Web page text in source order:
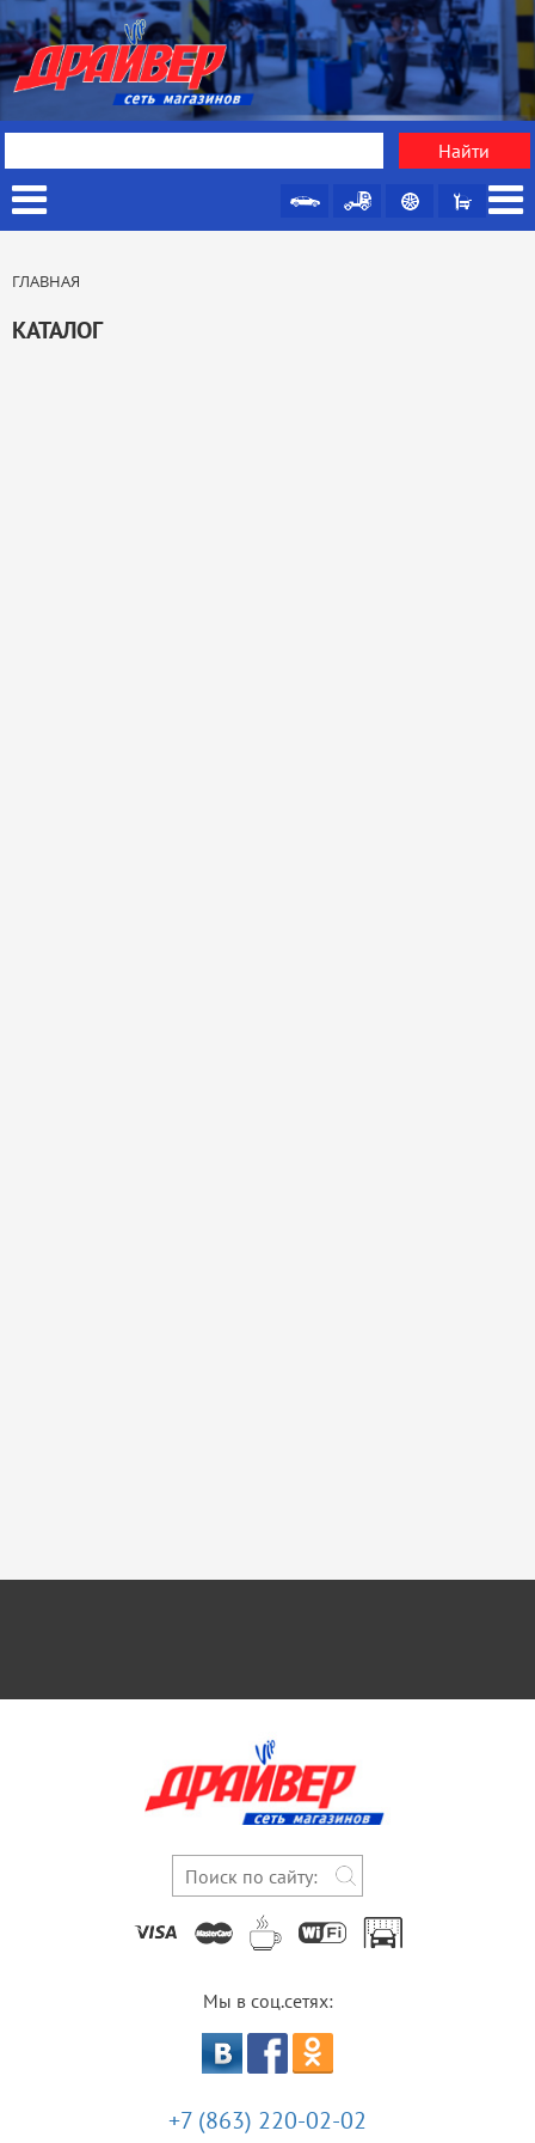
ГЛАВНАЯ
КАТАЛОГ
Мы в соц.сетях:
+7 (863) 220-02-02